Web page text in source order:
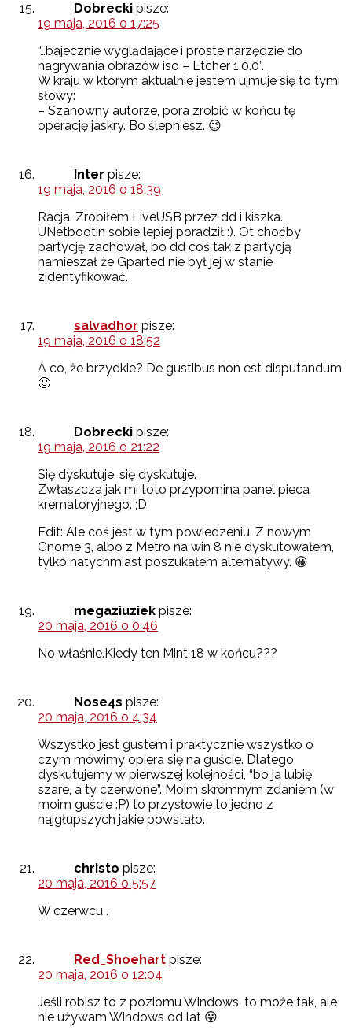
Dobrecki pisze:
19 maja, 2016 o 17:25
“…bajecznie wyglądające i proste narzędzie do
nagrywania obrazów iso – Etcher 1.0.0”.
W kraju w którym aktualnie jestem ujmuje się to tymi
słowy:
– Szanowny autorze, pora zrobić w końcu tę
operację jaskry. Bo ślepniesz. 😉
Inter pisze:
19 maja, 2016 o 18:39
Racja. Zrobiłem LiveUSB przez dd i kiszka.
UNetbootin sobie lepiej poradził :). Ot choćby
partycję zachował, bo dd coś tak z partycją
namieszał że Gparted nie był jej w stanie
zidentyfikować.
salvadhor pisze:
19 maja, 2016 o 18:52
A co, że brzydkie? De gustibus non est disputandum
🙂
Dobrecki pisze:
19 maja, 2016 o 21:22
Się dyskutuje, się dyskutuje.
Zwłaszcza jak mi toto przypomina panel pieca
krematoryjnego. ;D
Edit: Ale coś jest w tym powiedzeniu. Z nowym
Gnome 3, albo z Metro na win 8 nie dyskutowałem,
tylko natychmiast poszukałem alternatywy. 😀
megaziuziek pisze:
20 maja, 2016 o 0:46
No właśnie.Kiedy ten Mint 18 w końcu???
Nose4s pisze:
20 maja, 2016 o 4:34
Wszystko jest gustem i praktycznie wszystko o
czym mówimy opiera się na guście. Dlatego
dyskutujemy w pierwszej kolejności, “bo ja lubię
szare, a ty czerwone”. Moim skromnym zdaniem (w
moim guście :P) to przysłowie to jedno z
najgłupszych jakie powstało.
christo pisze:
20 maja, 2016 o 5:57
W czerwcu .
Red_Shoehart pisze:
20 maja, 2016 o 12:04
Jeśli robisz to z poziomu Windows, to może tak, ale
nie używam Windows od lat 😛